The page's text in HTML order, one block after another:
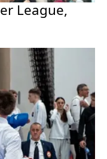
League,